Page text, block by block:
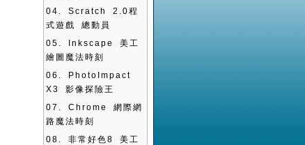
04. Scratch 2.0程
式遊戲 總動員
05.
Inkscape 美工
繪圖魔法時刻
06.
PhotoImpact
X3 影像探險王
07. Chrome 網際網
路魔法時刻
08. 非常好色8 美工